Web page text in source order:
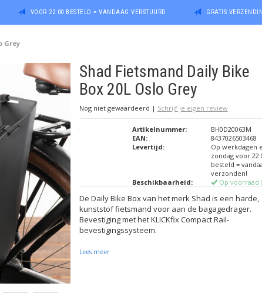
VOOR 22:00 BESTELD = VANDAAG VERSTUURD GRATIS
Grey
Shad Fietsmand Daily Bike
Box 20L Oslo Grey
Nog niet gewaardeerd | Schrijf je eigen review
Artikelnummer:
BH0D20063M
EAN:
8437026503468
Levertijd:
Op werkdagen
zondag voor
besteld =
verzonden!
Beschikbaarheid:
Op voorraad
De Daily Bike Box van het merk Shad is een harde,
kunststof fietsmand voor aan de bagagedrager.
Bevestiging met het KLICKfix Compact Rail-
bevestigingssysteem.
Lees meer